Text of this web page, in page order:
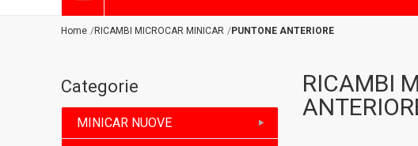
Home RICAMBI MICROCAR MINICAR PUNTONE ANTERIORE
Categorie
MINICAR NUOVE
RICAMBI